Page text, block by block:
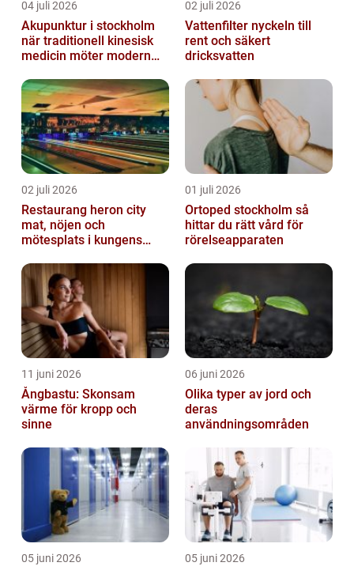
04 juli 2026
Akupunktur i stockholm
när traditionell kinesisk
medicin möter modern
02 juli 2026
Vattenfilter nyckeln till
rent och säkert
dricksvatten
02 juli 2026
Restaurang heron city
mat, nöjen och
mötesplats i kungens
01 juli 2026
Ortoped stockholm så
hittar du rätt vård för
rörelseapparaten
11 juni 2026
Ångbastu: Skonsam
värme för kropp och
sinne
06 juni 2026
Olika typer av jord och
deras
användningsområden
05 juni 2026 05 juni 2026